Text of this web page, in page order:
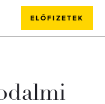
ELŐFIZETEK